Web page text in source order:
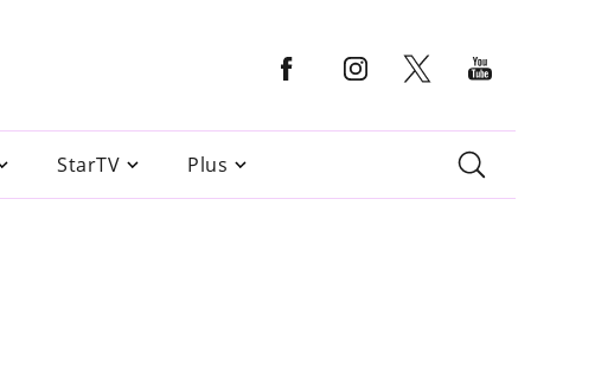
StarTV Plus